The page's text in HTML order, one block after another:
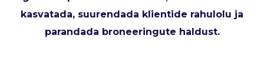
kasvatada, suurendada klientide rahulolu ja
parandada broneeringute haldust.